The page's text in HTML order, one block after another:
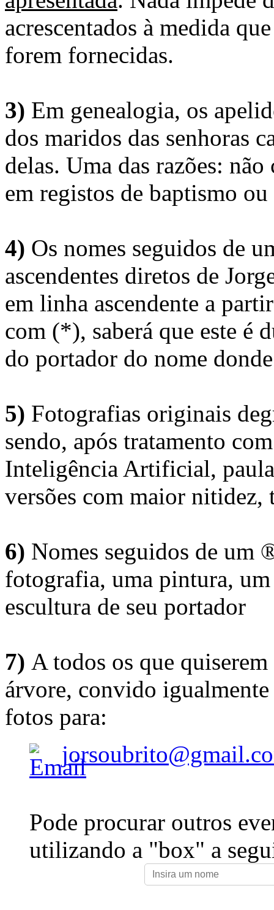
acrescentados à medida
forem fornecidas.
3) Em genealogia, os
dos maridos das senhoras
delas. Uma das razões:
em registos de baptismo
4) Os nomes seguidos de
ascendentes diretos de
em linha ascendente a
com (*), saberá que este é
do portador do nome
5) Fotografias originais
sendo, após tratamento
Inteligência Artificial,
versões com maior nitidez,
6) Nomes seguidos de um
fotografia, uma pintura,
escultura de seu portador
7) A todos os que
árvore, convido
fotos para:
Pode procurar outros
utilizando a "box" a